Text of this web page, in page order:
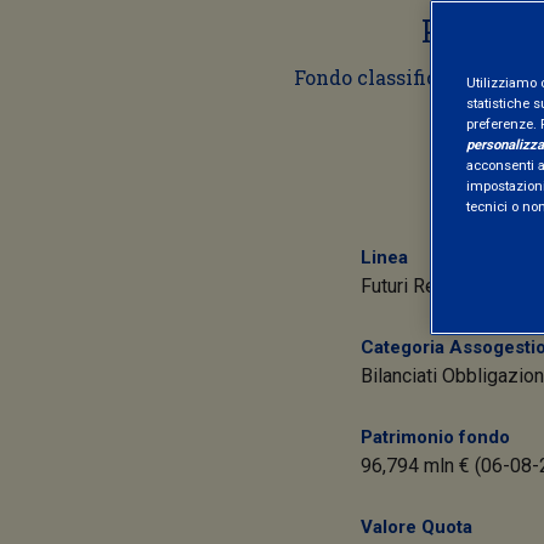
Per
Fondo classificato ex
Linea
Futuri Responsabili
Categoria
Bilanciati
Patrimonio fondo
96,794 mln € (06-08-
Valore Quota
Utilizziamo
statistiche
preferenze.
personalizza
acconsenti
tecnici o